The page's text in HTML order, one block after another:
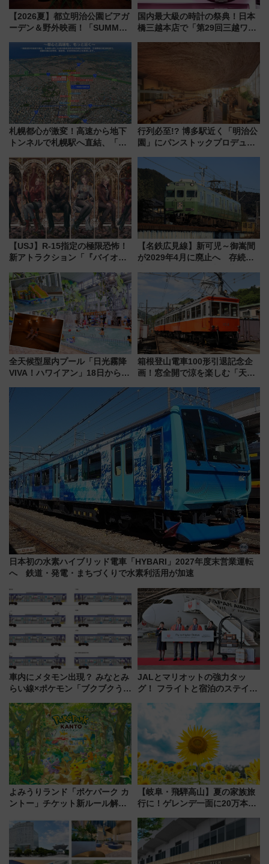
【2026夏】都立明治公園ビアガ
ーデン＆野外映画！「SUMMER
ケジュール 夜風とビール、映画
を満喫！
国内最大級の時計の祭典！日本
橋三越本店で「第29回三越ワー
札幌都心が激変！高速から地下
トンネルで札幌駅へ直結、「創
から本格着工、延長4.8km整備
事業の全貌
行列必至!? 博多駅近く「明治公
園」にパンストックプロデュー
オープン 秋からはビストロ営業
【USJ】R-15指定の極限恐怖！
新アトラクション「『バイオハ
ブ」今秋登場 ―予測不能の恐
怖に泣き叫べ―
【名鉄広見線】新可児～御嵩間
が2029年4月に廃止へ 存続協
全天候型屋内プール「日光霧降
VIVA！ハワイアン」18日から営
ァミリーから大人まで幅広い世
代が一日中楽しる夏のリゾート
を楽しんで
箱根登山電車100形引退記念企
画！窓全開で涼を楽しむ「天然
発売
日本初の水素ハイブリッド電車「HYBARI」2027年度末営業運転
へ 鉄道・発電・まちづくりで水素利活用が加速
車内にメタモン出現？ みなとみ
らい線×ポケモン「ブクブクうみ
行開始に！ この夏は直通列車で
横浜へ！
JALとマリオットの強力タッ
グ！ フライトと宿泊のステイタ
上級会員資格を効率よく獲得す
よみうりランド「ポケパーク カ
ントー」チケット新ルール解
本人確認が11月スタート
【岐阜・飛騨高山】夏の家族旅
行に！ゲレンデ一面に20万本の
アひまわり園」開園